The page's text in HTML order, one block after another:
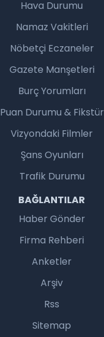
Hava Durumu
Namaz Vakitleri
Nöbetçi Eczaneler
Gazete Manşetleri
Burç Yorumları
Puan Durumu & Fikstür
Vizyondaki Filmler
Şans Oyunları
Trafik Durumu
BAĞLANTILAR
Haber Gönder
Firma Rehberi
Anketler
Arşiv
Rss
Sitemap